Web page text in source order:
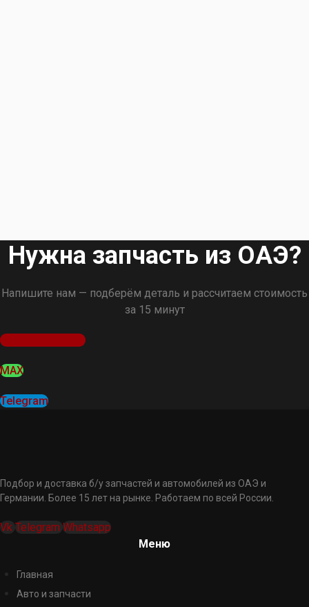
Нужна запчасть из ОАЭ?
Напишите нам — подберём деталь и рассчитаем стоимость
за 15 минут
Оставить заявку
MAX
Telegram
Подбор и доставка б/у запчастей и автомобилей из ОАЭ и
Германии. Более 15 лет на рынке. Работаем по всей России.
Vk Telegram Whatsapp
Меню
Главная
Авто и запчасти